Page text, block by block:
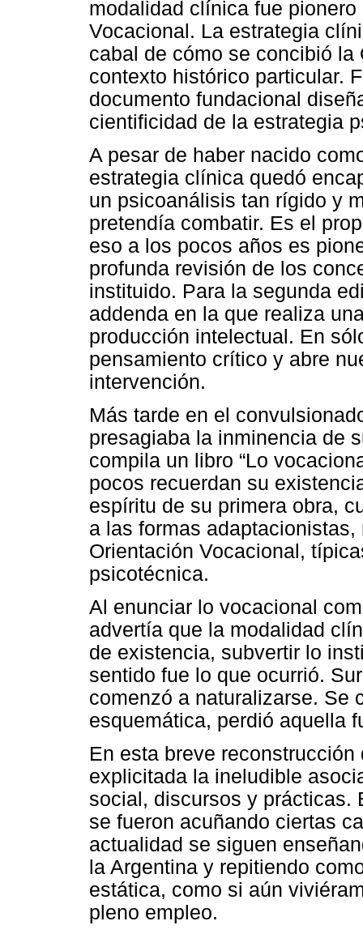
modalidad clínica fue
Vocacional. La estrategia
cabal de cómo se concibió
contexto histórico particular.
documento fundacional
cientificidad de la estrategia
A pesar de haber nacido
estrategia clínica quedó
un psicoanálisis tan rígido y
pretendía combatir. Es el
eso a los pocos años es
profunda revisión de los
instituido. Para la segunda
addenda en la que realiza
producción intelectual. En
pensamiento crítico y abre
intervención.
Más tarde en el
presagiaba la inminencia de
compila un libro “Lo
pocos recuerdan su
espíritu de su primera obra,
a las formas
Orientación Vocacional,
psicotécnica.
Al enunciar lo vocacional
advertía que la modalidad
de existencia, subvertir lo
sentido fue lo que ocurrió.
comenzó a naturalizarse. Se
esquemática, perdió aquella
En esta breve
explicitada la ineludible
social, discursos y prácticas.
se fueron acuñando ciertas
actualidad se siguen
la Argentina y repitiendo
estática, como si aún
pleno empleo.